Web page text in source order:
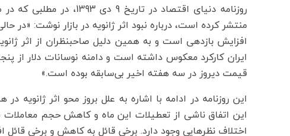
روزنامه دنیای اقتصاد در
منتشر کرده است، درباره نبود اثر ژانویه در بازار نوشت: «در
افزایش بازدهی است و به همین دلیل صاحبنظران از اثر
ایران کارکرد معکوس داشته است و دامنه نوسانات دلار
قیمت دیروز در سه هفته اخیر بی‌سابقه بوده است.»
این روزنامه در ادامه با اشاره به علل بروز محو اثر ژانویه
این اتفاق ناشی از تعطیلات این ماه و کاهش حجم معاملات
اختلاف نظرهایی وجود دارد. برخی قائل به کاهش و برخی